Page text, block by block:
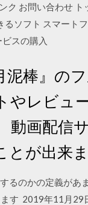
ク お問い合わせ
ソフト スマート
スの購入
泥棒』の
やレビュ
動画配信
が出来ま
るのかの定義があ
す 2019年11月